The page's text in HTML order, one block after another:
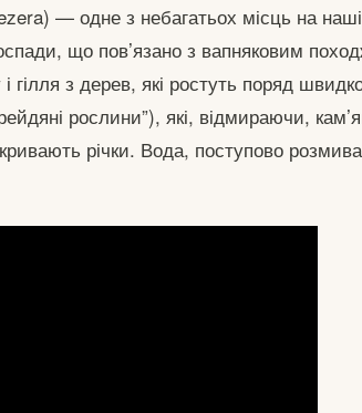
— одне з небагатьох місць на
що пов’язано з вапняковим
гілля з дерев, які ростуть поряд
рослини”), які, відмираючи,
річки. Вода, поступово